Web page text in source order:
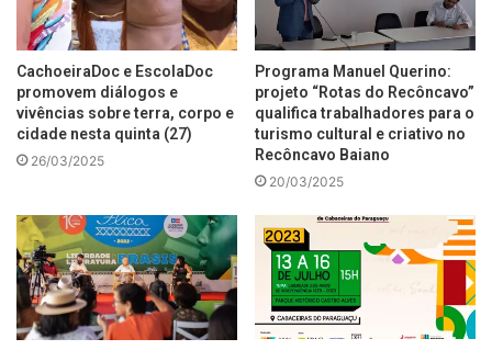
CachoeiraDoc e EscolaDoc
promovem diálogos e
vivências sobre terra, corpo e
cidade nesta quinta (27)
26/03/2025
Programa Manuel Querino:
projeto “Rotas do Recôncavo”
qualifica trabalhadores para o
turismo cultural e criativo no
Recôncavo Baiano
20/03/2025